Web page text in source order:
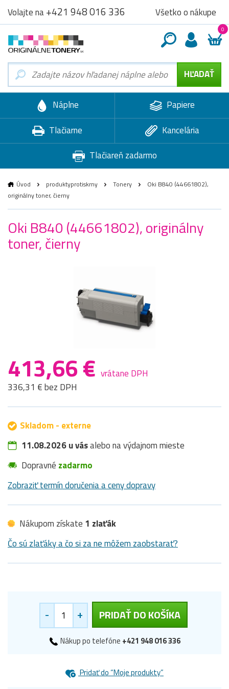
Volajte na+421 948 016 336 Všetko o nákupe
0
Náplne
Papiere
Tlačiarne
Kancelária
Tlačiareň zadarmo
Úvod produktyprotiskrny Tonery
Oki B840 (44661802),
originálny toner, čierny
Oki B840 (44661802), originálny
toner, čierny
413,66 € vrátane DPH
336,31 € bez DPH
Skladom - externe
11.08.2026 u vásalebo na výdajnom mieste
Dopravné zadarmo
Zobraziť termín doručenia a ceny dopravy
Nákupom získate 1 zlaťák
Čo sú zlaťáky a čo si za ne môžem zaobstarať?
- + PRIDAŤ DO KOŠÍKA
Nákup po telefóne +421 948 016 336
Pridať do “Moje produkty”